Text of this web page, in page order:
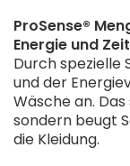
ProSense®
Energie und Zeit
Durch spezielle
und der
Wäsche an.
sondern beugt
die Kleidung.